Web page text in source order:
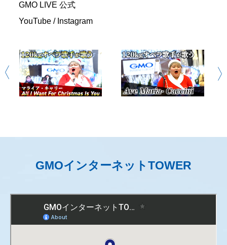
GMO LIVE 公式
YouTube / Instagram
GMOインターネットTOWER